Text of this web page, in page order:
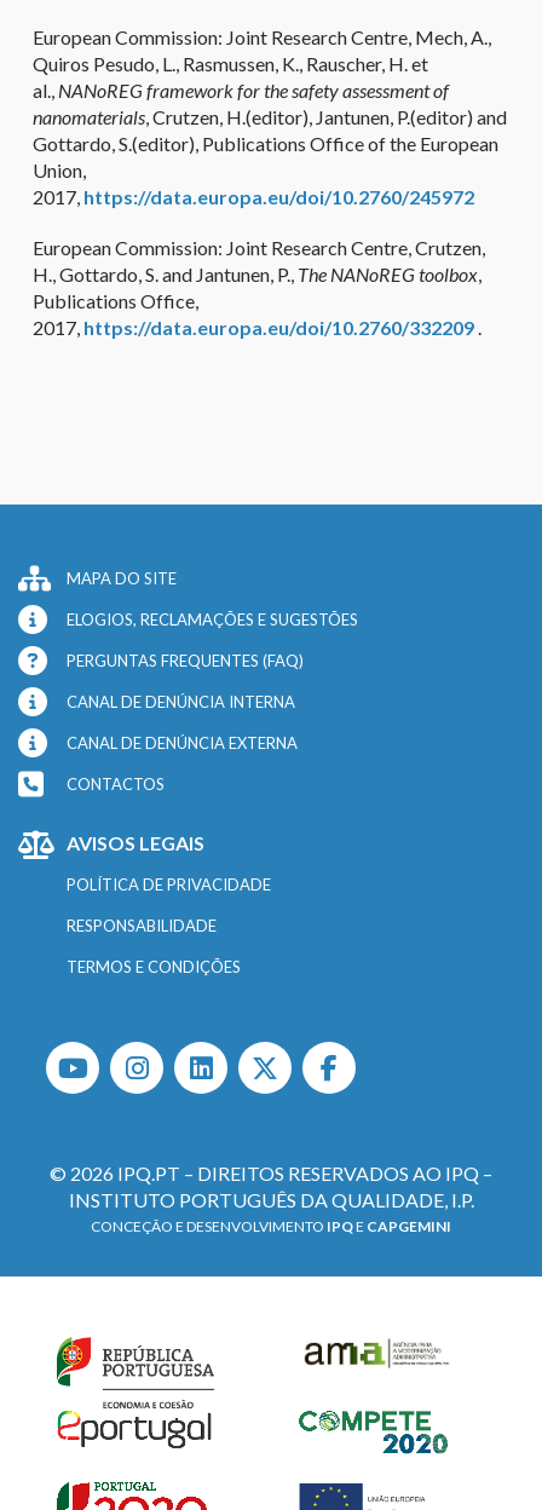
European Commission: Joint Research Centre, Mech, A.,
Quiros Pesudo, L., Rasmussen, K., Rauscher, H. et
al., NANoREG framework for the safety assessment of
nanomaterials, Crutzen, H.(editor), Jantunen, P.(editor) and
Gottardo, S.(editor), Publications Office of the European
Union,
2017, https://data.europa.eu/doi/10.2760/245972
European Commission: Joint Research Centre, Crutzen,
H., Gottardo, S. and Jantunen, P., The NANoREG toolbox,
Publications Office,
2017, https://data.europa.eu/doi/10.2760/332209.
MAPA DO SITE
ELOGIOS, RECLAMAÇÕES E SUGESTÕES
PERGUNTAS FREQUENTES (FAQ)
CANAL DE DENÚNCIA INTERNA
CANAL DE DENÚNCIA EXTERNA
CONTACTOS
AVISOS LEGAIS
POLÍTICA DE PRIVACIDADE
RESPONSABILIDADE
TERMOS E CONDIÇÕES
© 2026 IPQ.PT – DIREITOS RESERVADOS AO IPQ –
INSTITUTO PORTUGUÊS DA QUALIDADE, I.P.
CONCEÇÃO E DESENVOLVIMENTO IPQE CAPGEMINI